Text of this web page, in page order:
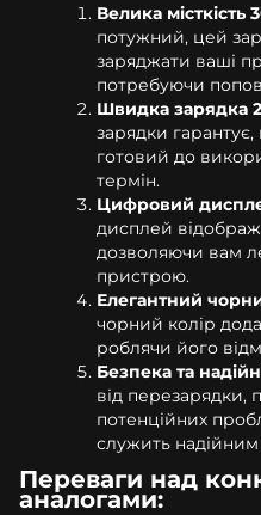
Велика
потужний, цей
заряджати ваші
потребуючи
Швидка зарядка
зарядки
готовий до
термін.
Цифровий
дисплей
дозволяючи вам
пристрою.
Елегантний
чорний колір
роблячи його
Безпека та
від перезарядки,
потенційних
служить
Переваги над
аналогами: